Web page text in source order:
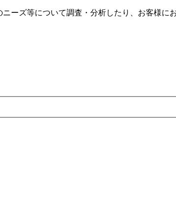
ーズ等について調査・分析したり、お客様に